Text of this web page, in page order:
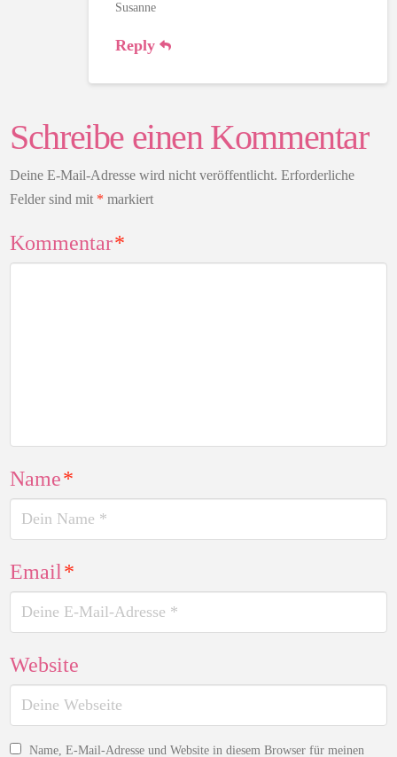
Susanne
Reply
Schreibe einen Kommentar
Deine E-Mail-Adresse wird nicht veröffentlicht. Erforderliche
Felder sind mit * markiert
Kommentar*
Name*
Email*
Website
Name, E-Mail-Adresse und Website in diesem Browser für meinen